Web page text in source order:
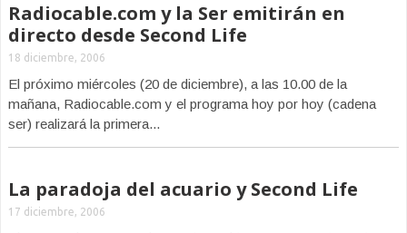
Radiocable.com y la Ser emitirán en
directo desde Second Life
18 diciembre, 2006
El próximo miércoles (20 de diciembre), a las 10.00 de la
mañana, Radiocable.com y el programa hoy por hoy (cadena
ser) realizará la primera...
La paradoja del acuario y Second Life
17 diciembre, 2006